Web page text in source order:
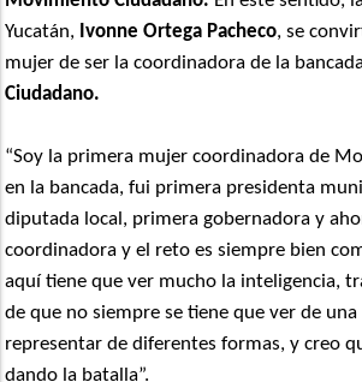
Yucatán, Ivonne Ortega Pacheco, se
mujer de ser la coordinadora de la
Ciudadano.
“Soy la primera mujer coordinadora de
en la bancada, fui primera presidenta
diputada local, primera gobernadora y
coordinadora y el reto es siempre bien
aquí tiene que ver mucho la inteligencia,
de que no siempre se tiene que ver de
representar de diferentes formas, y creo
dando la batalla”.